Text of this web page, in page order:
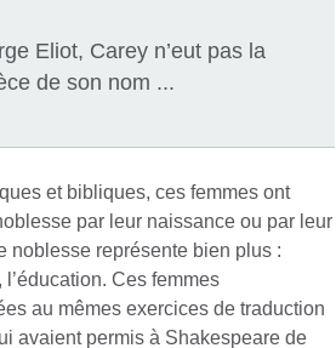
Eliot, Carey n’eut pas la
de son nom ...
et bibliques, ces femmes ont
par leur naissance ou par leur
noblesse représente bien plus :
l’éducation. Ces femmes
au mêmes exercices de traduction
avaient permis à Shakespeare de